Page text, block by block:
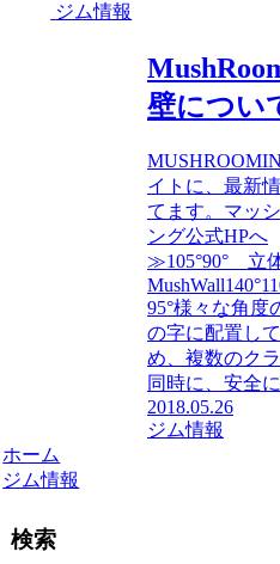
ジム情報
壁につい
イトに、最新
てます。マッ
ング公式HPへ
≫105°90° 立
95°様々な角度
の字に配置し
め、複数のク
同時に、安全
2018.05.26
ジム情報
ホーム
ジム情報
検索